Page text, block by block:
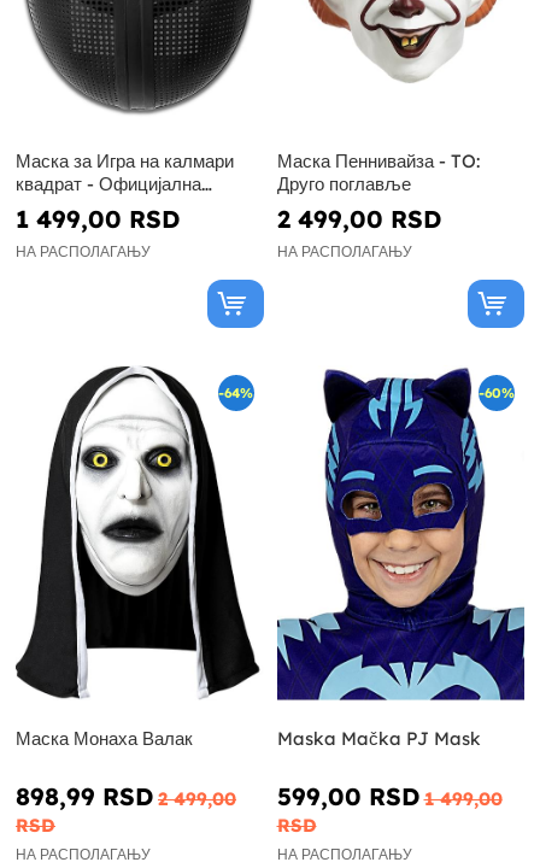
Маска за Игра на калмари
квадрат - Официјална
Нетфликс
1 499,00 RSD
НА РАСПОЛАГАЊУ
Маска Пеннивайза - TO:
Друго поглавље
2 499,00 RSD
НА РАСПОЛАГАЊУ
-64%
Маска Монаха Валак
898,99 RSD 2 499,00
RSD
НА РАСПОЛАГАЊУ
-60%
Maska Mačka PJ Mask
599,00 RSD 1 499,00
RSD
НА РАСПОЛАГАЊУ